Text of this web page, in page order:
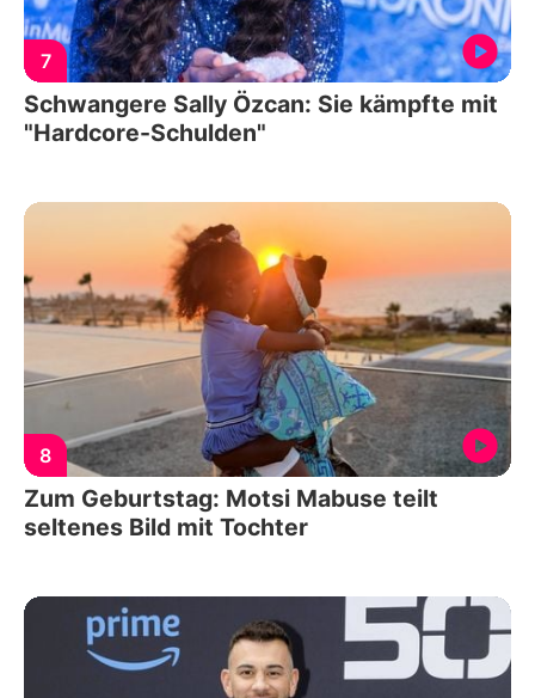
7
Schwangere Sally Özcan: Sie kämpfte mit
"Hardcore-Schulden"
8
Zum Geburtstag: Motsi Mabuse teilt
seltenes Bild mit Tochter